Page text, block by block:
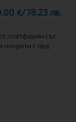
€ 78.23 лв.
платформи със
покрити с лед